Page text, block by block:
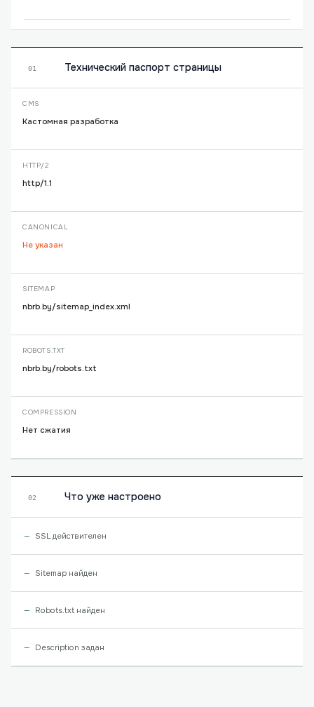
01 Технический паспорт страницы
CMS
Кастомная разработка
HTTP/2
http/1.1
CANONICAL
Не указан
SITEMAP
nbrb.by/sitemap_index.xml
ROBOTS.TXT
nbrb.by/robots.txt
COMPRESSION
Нет сжатия
02 Что уже настроено
SSL действителен
Sitemap найден
Robots.txt найден
Description задан